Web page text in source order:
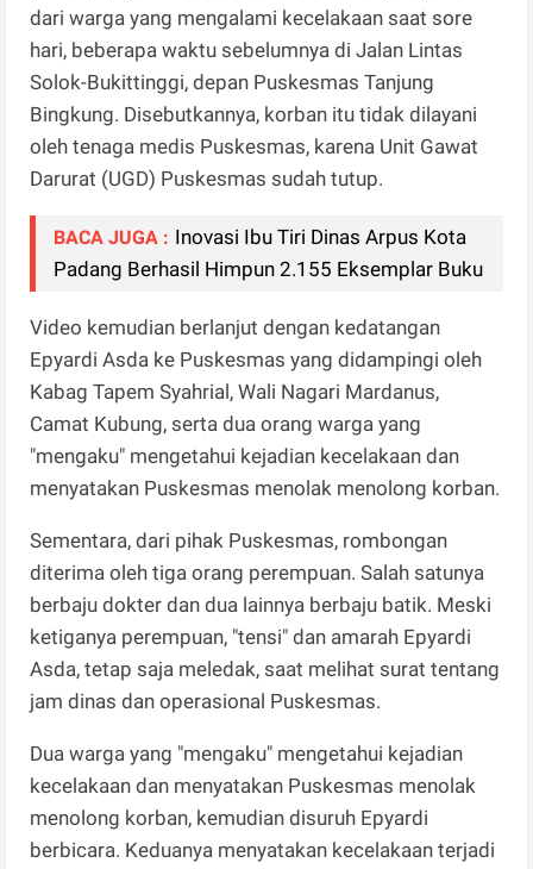
dari warga yang mengalami kecelakaan saat sore
hari, beberapa waktu sebelumnya di Jalan Lintas
Solok-Bukittinggi, depan Puskesmas Tanjung
Bingkung. Disebutkannya, korban itu tidak dilayani
oleh tenaga medis Puskesmas, karena Unit Gawat
Darurat (UGD) Puskesmas sudah tutup.
BACA JUGA : Inovasi Ibu Tiri Dinas Arpus Kota
Padang Berhasil Himpun 2.155 Eksemplar Buku
Video kemudian berlanjut dengan kedatangan
Epyardi Asda ke Puskesmas yang didampingi oleh
Kabag Tapem Syahrial, Wali Nagari Mardanus,
Camat Kubung, serta dua orang warga yang
"mengaku" mengetahui kejadian kecelakaan dan
menyatakan Puskesmas menolak menolong korban.
Sementara, dari pihak Puskesmas, rombongan
diterima oleh tiga orang perempuan. Salah satunya
berbaju dokter dan dua lainnya berbaju batik. Meski
ketiganya perempuan, "tensi" dan amarah Epyardi
Asda, tetap saja meledak, saat melihat surat tentang
jam dinas dan operasional Puskesmas.
Dua warga yang "mengaku" mengetahui kejadian
kecelakaan dan menyatakan Puskesmas menolak
menolong korban, kemudian disuruh Epyardi
berbicara. Keduanya menyatakan kecelakaan terjadi